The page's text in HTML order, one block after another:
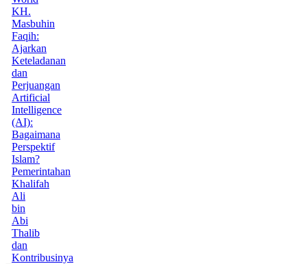
KH.
Masbuhin
Faqih:
Ajarkan
Keteladanan
dan
Perjuangan
Artificial
Intelligence
(AI):
Bagaimana
Perspektif
Islam?
Pemerintahan
Khalifah
Ali
bin
Abi
Thalib
dan
Kontribusinya